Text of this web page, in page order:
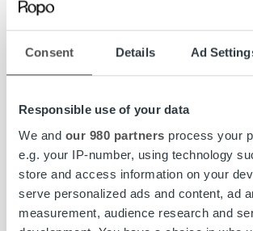
Consent Details Ad
Responsible use of your data
We and our 980 partners process your
e.g. your IP-number, using technology
store and access information on your
serve personalized ads and content, ad
measurement, audience research and
Meidän organisaatioiden tavoitteissa ja
yhteistä, ja se tuo hyvää pohjaa
strategiassa pelaajien kehittäminen tulee
KalPan toimitusjohtajaToni Saksman